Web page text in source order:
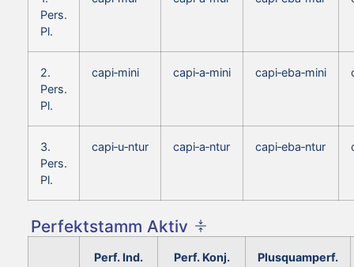
Pers.
Pl.
2.
Pers.
Pl.
capi‑mini capi‑a‑mini capi‑eba‑mini
3.
Pers.
Pl.
capi‑u‑ntur capi‑a‑ntur capi‑eba‑ntur
Perfektstamm Aktiv
Perf. Ind.
Perf. Konj.
Plusquamperf.